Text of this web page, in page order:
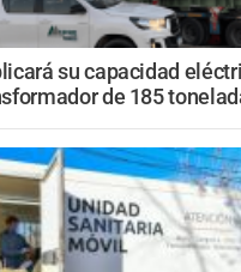
su capacidad
de 185